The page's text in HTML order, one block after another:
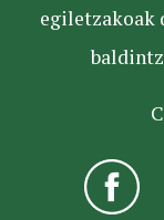
egiletzakoak